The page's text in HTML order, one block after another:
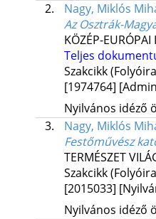
2.
Nagy, Miklós
Az Osztrák-
KÖZÉP-EURÓPAI
Teljes
Szakcikk
[1974764]
Nyilvános idéző
3.
Nagy, Miklós
Festőművész
TERMÉSZET
Szakcikk
[2015033]
Nyilvános idéző